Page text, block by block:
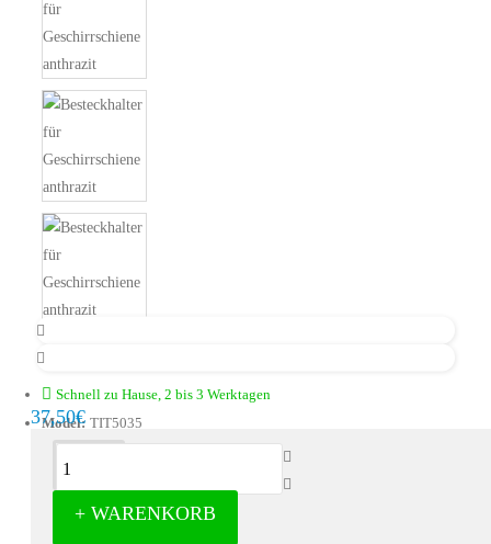
Schnell zu Hause, 2 bis 3 Werktagen
Model: TIT5035
37,50€
+ WARENKORB
Beschreibung
Hängende Besteckhalterung aus